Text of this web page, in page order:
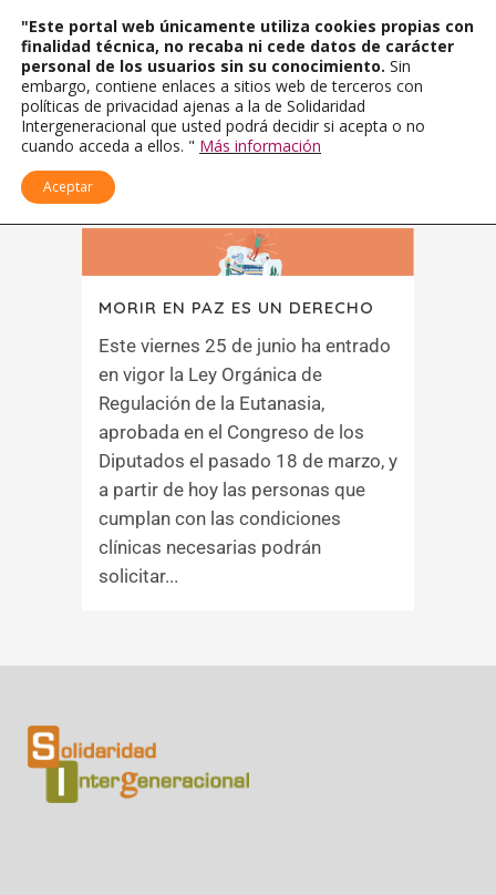
MORIR EN PAZ ES UN DERECHO
Este viernes 25 de junio ha entrado
en vigor la Ley Orgánica de
Regulación de la Eutanasia,
aprobada en el Congreso de los
Diputados el pasado 18 de marzo, y
a partir de hoy las personas que
cumplan con las condiciones
clínicas necesarias podrán
solicitar...
"Este portal web únicamente utiliza cookies propias con
finalidad técnica, no recaba ni cede datos de carácter
personal de los usuarios sin su conocimiento. Sin
embargo, contiene enlaces a sitios web de terceros con
políticas de privacidad ajenas a la de Solidaridad
Intergeneracional que usted podrá decidir si acepta o no
cuando acceda a ellos. " Más información
Aceptar